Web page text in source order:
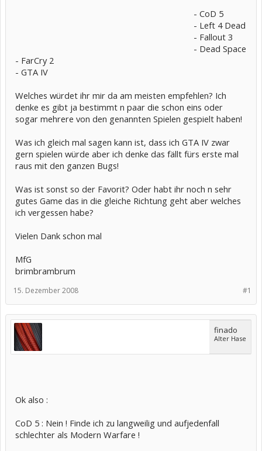
- CoD 5
- Left 4 Dead
- Fallout 3
- Dead Space
- FarCry 2
- GTA IV
Welches würdet ihr mir da am meisten empfehlen? Ich
denke es gibt ja bestimmt n paar die schon eins oder
sogar mehrere von den genannten Spielen gespielt haben!
Was ich gleich mal sagen kann ist, dass ich GTA IV zwar
gern spielen würde aber ich denke das fällt fürs erste mal
raus mit den ganzen Bugs!
Was ist sonst so der Favorit? Oder habt ihr noch n sehr
gutes Game das in die gleiche Richtung geht aber welches
ich vergessen habe?
Vielen Dank schon mal
MfG
brimbrambrum
#1
15. Dezember 2008
finado
Alter Hase
Ok also :
CoD 5 : Nein ! Finde ich zu langweilig und aufjedenfall
schlechter als Modern Warfare !